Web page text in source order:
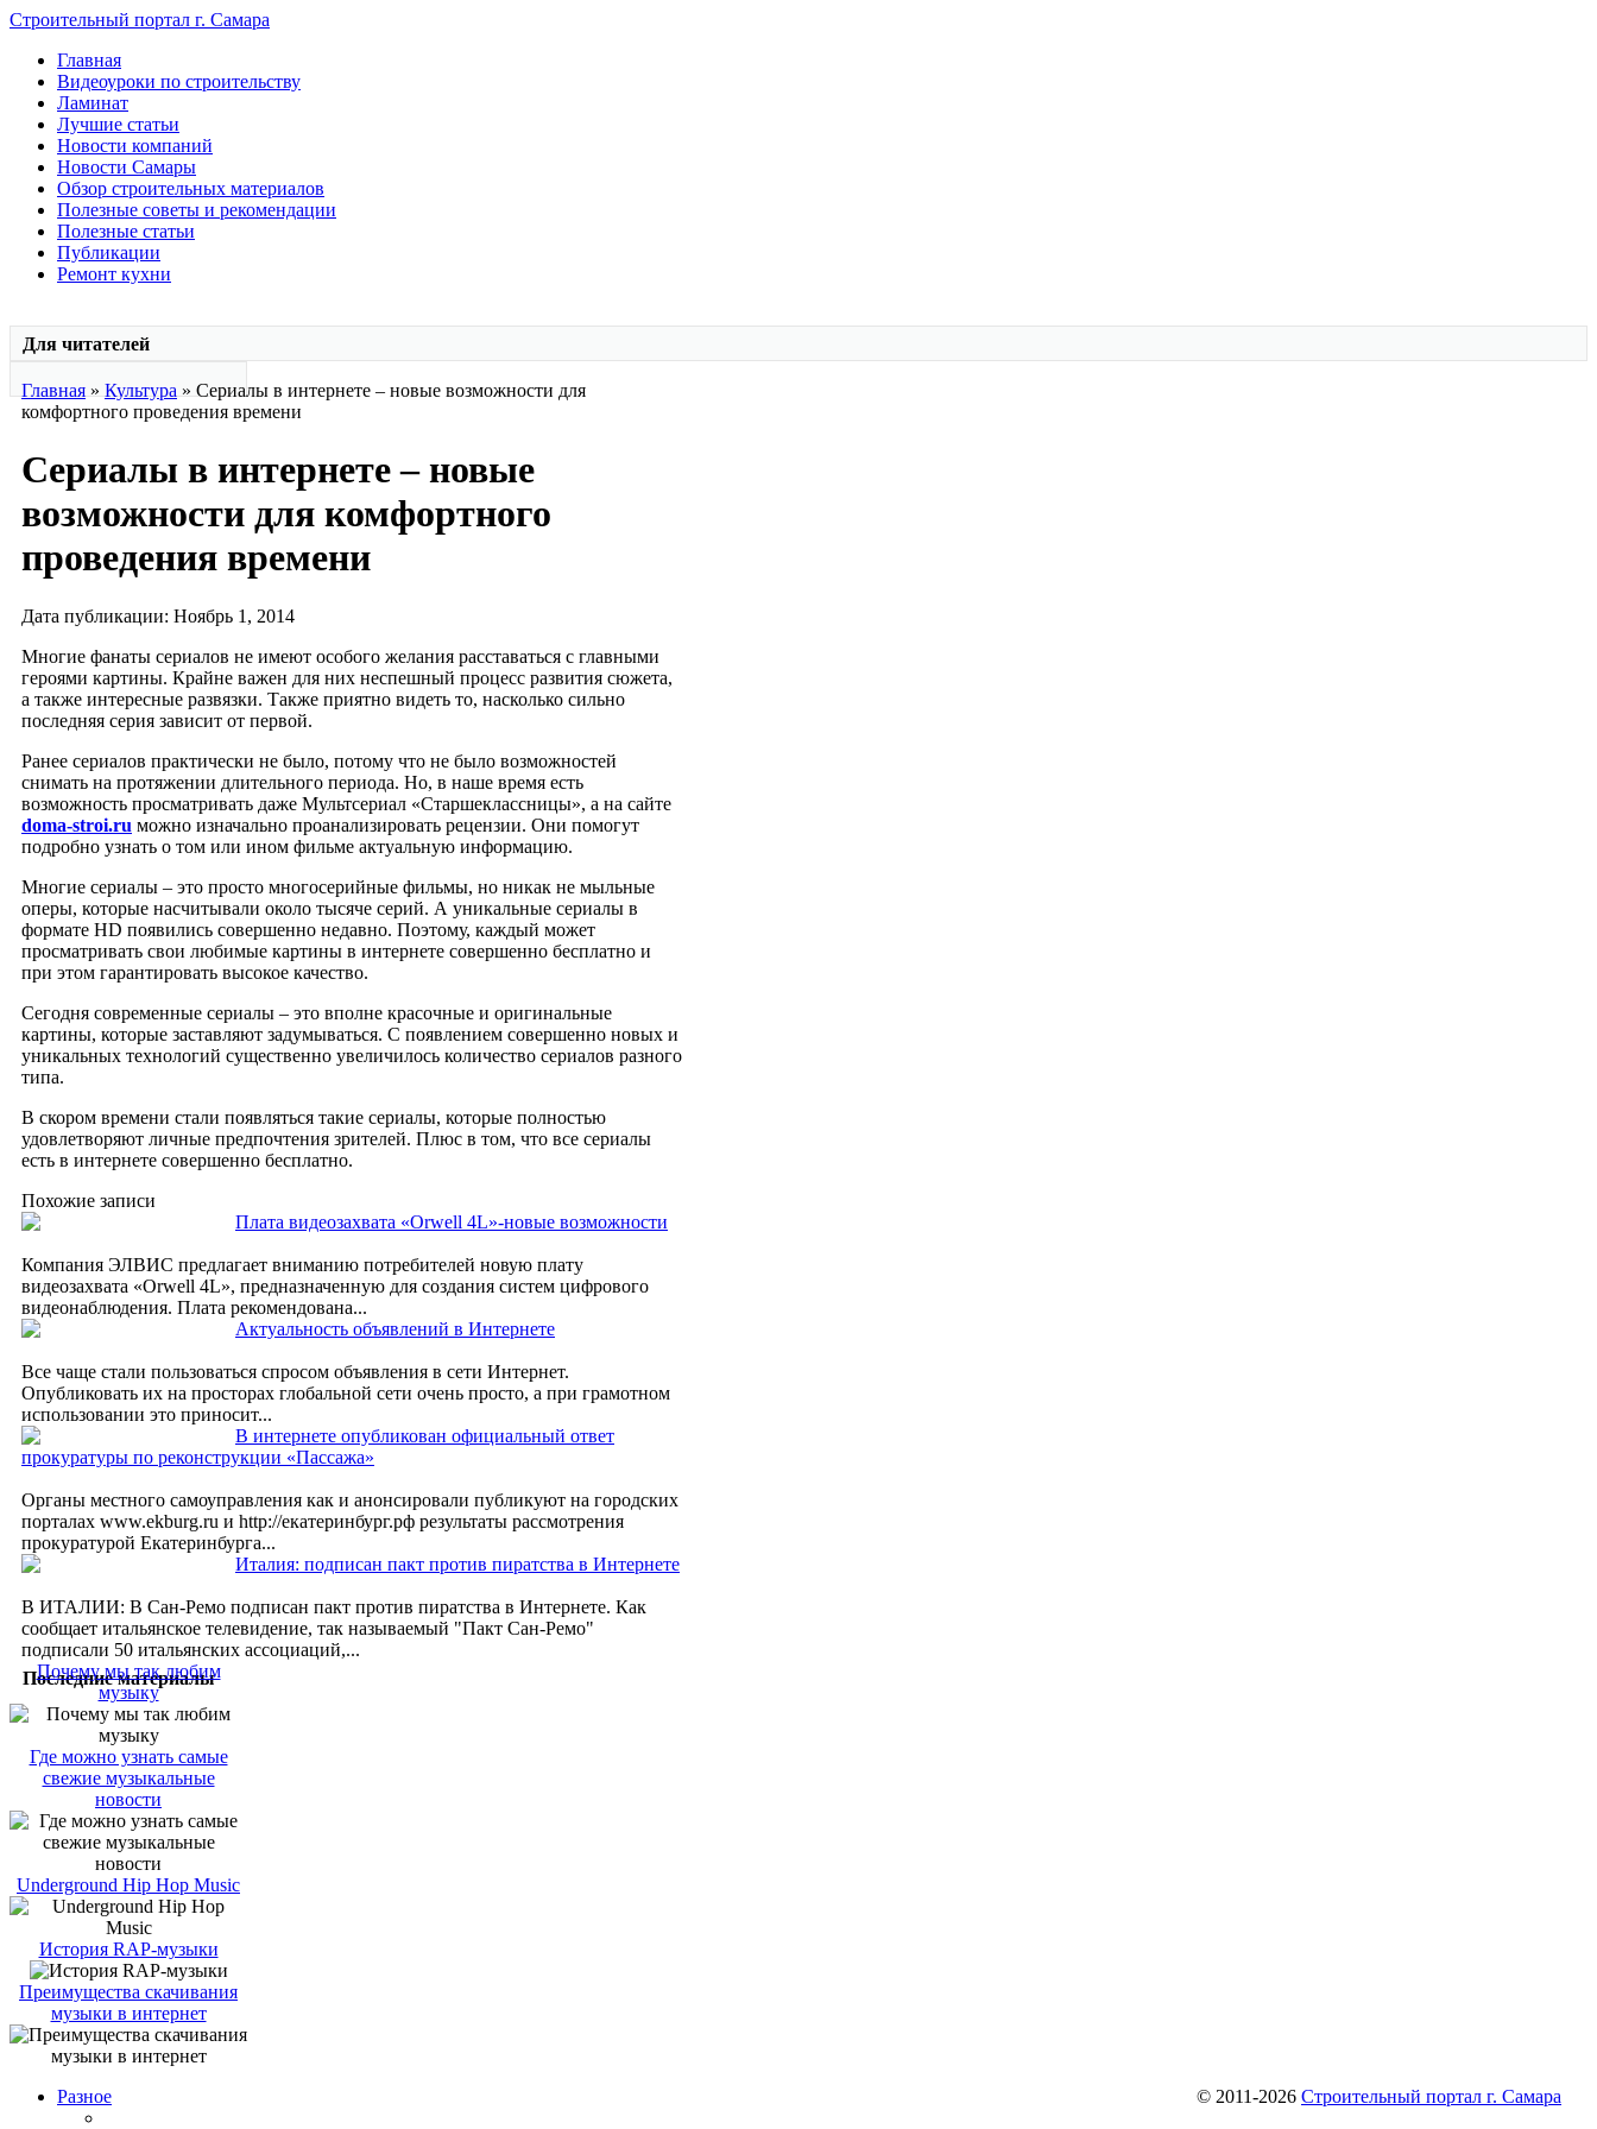
Строительный портал г. Самара
Главная
Видеоуроки по строительству
Ламинат
Лучшие статьи
Новости компаний
Новости Самары
Обзор строительных материалов
Полезные советы и рекомендации
Полезные статьи
Публикации
Ремонт кухни
Для читателей
Главная » Культура » Сериалы в интернете – новые возможности для
комфортного проведения времени
Сериалы в интернете – новые
возможности для комфортного
проведения времени
Дата публикации: Ноябрь 1, 2014
Многие фанаты сериалов не имеют особого желания расставаться с главными
героями картины. Крайне важен для них неспешный процесс развития сюжета,
а также интересные развязки. Также приятно видеть то, насколько сильно
последняя серия зависит от первой.
Ранее сериалов практически не было, потому что не было возможностей
снимать на протяжении длительного периода. Но, в наше время есть
возможность просматривать даже Мультсериал «Старшеклассницы», а на сайте
doma-stroi.ru можно изначально проанализировать рецензии. Они помогут
подробно узнать о том или ином фильме актуальную информацию.
Многие сериалы – это просто многосерийные фильмы, но никак не мыльные
оперы, которые насчитывали около тысяче серий. А уникальные сериалы в
формате HD появились совершенно недавно. Поэтому, каждый может
просматривать свои любимые картины в интернете совершенно бесплатно и
при этом гарантировать высокое качество.
Сегодня современные сериалы – это вполне красочные и оригинальные
картины, которые заставляют задумываться. С появлением совершенно новых и
уникальных технологий существенно увеличилось количество сериалов разного
типа.
В скором времени стали появляться такие сериалы, которые полностью
удовлетворяют личные предпочтения зрителей. Плюс в том, что все сериалы
есть в интернете совершенно бесплатно.
Похожие записи
Плата видеозахвата «Orwell 4L»-новые возможности
Компания ЭЛВИС предлагает вниманию потребителей новую плату
видеозахвата «Orwell 4L», предназначенную для создания систем цифрового
видеонаблюдения. Плата рекомендована...
Актуальность объявлений в Интернете
Все чаще стали пользоваться спросом объявления в сети Интернет.
Опубликовать их на просторах глобальной сети очень просто, а при грамотном
использовании это приносит...
В интернете опубликован официальный ответ
прокуратуры по реконструкции «Пассажа»
Органы местного самоуправления как и анонсировали публикуют на городских
порталах www.ekburg.ru и http://екатеринбург.рф результаты рассмотрения
прокуратурой Екатеринбурга...
Италия: подписан пакт против пиратства в Интернете
В ИТАЛИИ: В Сан-Ремо подписан пакт против пиратства в Интернете. Как
сообщает итальянское телевидение, так называемый "Пакт Сан-Ремо"
подписали 50 итальянских ассоциаций,...
Последние материалы
Почему мы так любим
музыку
Где можно узнать самые
свежие музыкальные
новости
Underground Hip Hop Music
История RAP-музыки
Преимущества скачивания
музыки в интернет
© 2011-2026 Строительный портал г. Самара
Разное